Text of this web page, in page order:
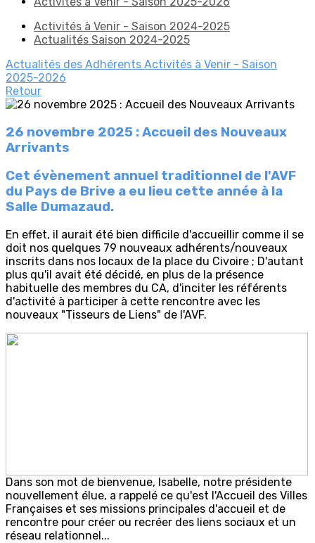
Activités à Venir - Saison 2024-2025
Actualités Saison 2024-2025
Actualités des Adhérents Activités à Venir - Saison
2025-2026
Retour
26 novembre 2025 : Accueil des Nouveaux
Arrivants
Cet évènement annuel traditionnel de l'AVF
du Pays de Brive a eu lieu cette année à la
Salle Dumazaud.
En effet, il aurait été bien difficile d'accueillir comme il se
doit nos quelques 79 nouveaux adhérents/nouveaux
inscrits dans nos locaux de la place du Civoire ; D'autant
plus qu'il avait été décidé, en plus de la présence
habituelle des membres du CA, d'inciter les référents
d'activité à participer à cette rencontre avec les
nouveaux "Tisseurs de Liens" de l'AVF.
Dans son mot de bienvenue, Isabelle, notre présidente
nouvellement élue, a rappelé ce qu'est l'Accueil des Villes
Françaises et ses missions principales d'accueil et de
rencontre pour créer ou recréer des liens sociaux et un
réseau relationnel...